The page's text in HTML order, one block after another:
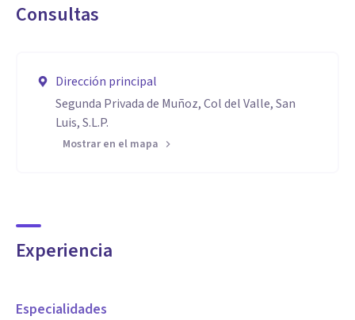
Consultas
Dirección principal
Segunda Privada de Muñoz, Col del Valle, San
Luis, S.L.P.
Mostrar en el mapa
Experiencia
Especialidades